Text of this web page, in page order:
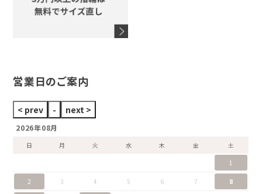
ウノアエレ
タグホイヤー
営業日のご案内
2026年08月
日 月 火 水 木 金
土
1
2 3 4 5 6 7 8